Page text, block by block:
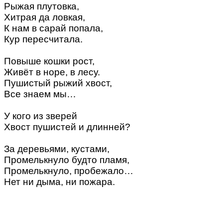
Рыжая плутовка,
Хитрая да ловкая,
К нам в сарай попала,
Кур пересчитала.
Повыше кошки рост,
Живёт в норе, в лесу.
Пушистый рыжий хвост,
Все знаем мы…
У кого из зверей
Хвост пушистей и длинней?
За деревьями, кустами,
Промелькнуло будто пламя,
Промелькнуло, пробежало…
Нет ни дыма, ни пожара.